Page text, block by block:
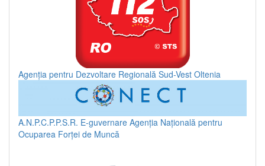
Agenția pentru Dezvoltare Regională Sud-Vest Oltenia
A.N.P.C.P.P.S.R. E-guvernare Agenția Națională pentru
Ocuparea Forței de Muncă